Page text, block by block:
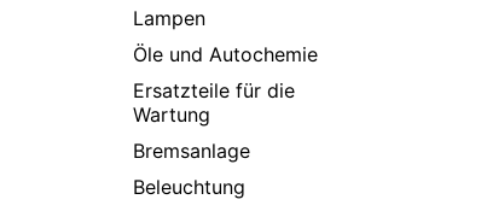
Lampen
Öle und Autochemie
Ersatzteile für die
Wartung
Bremsanlage
Beleuchtung